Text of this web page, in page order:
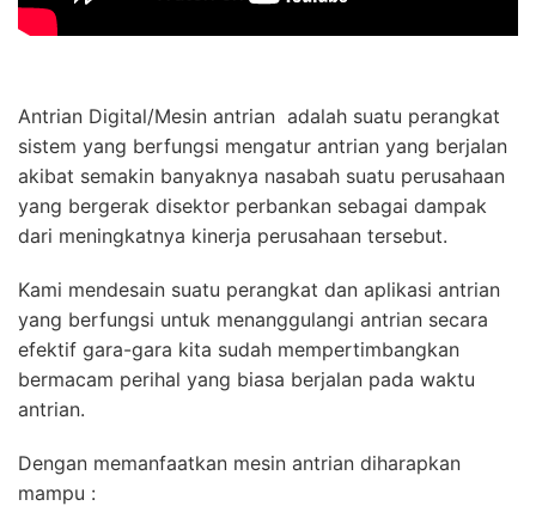
Antrian Digital/Mesin antrian adalah suatu perangkat
sistem yang berfungsi mengatur antrian yang berjalan
akibat semakin banyaknya nasabah suatu perusahaan
yang bergerak disektor perbankan sebagai dampak
dari meningkatnya kinerja perusahaan tersebut.
Kami mendesain suatu perangkat dan aplikasi antrian
yang berfungsi untuk menanggulangi antrian secara
efektif gara-gara kita sudah mempertimbangkan
bermacam perihal yang biasa berjalan pada waktu
antrian.
Dengan memanfaatkan mesin antrian diharapkan
mampu :